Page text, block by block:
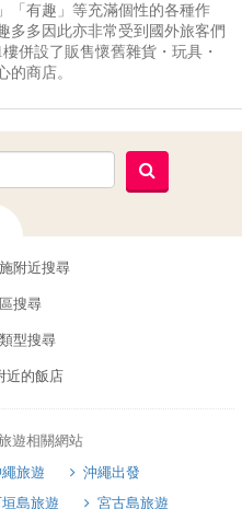
「有趣」等充滿個性的各種作
多多因此亦非常受到國外旅客們
併設了販售懷舊雜貨・玩具・
的商店。
附近搜尋
搜尋
型搜尋
近的飯店
遊相關網站
旅遊
沖繩出發
島旅遊 宮古島旅遊